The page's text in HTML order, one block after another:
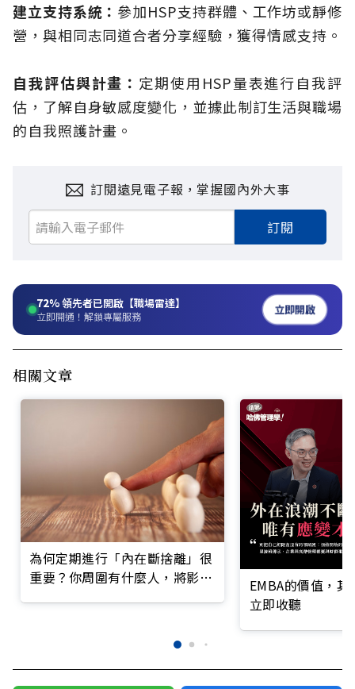
建立支持系統： 參加HSP支持群體、工作坊或靜修
營，與相同志同道合者分享經驗，獲得情感支持。
自我評估與計畫： 定期使用HSP量表進行自我評
估，了解自身敏感度變化，並據此制訂生活與職場
的自我照護計畫。
訂閱遠見電子報，掌握國內外大事
訂閱
72%領先者已開啟【職場雷達】
立即開通！解鎖專屬服務 立即開啟
相關文章
為何定期進行「內在斷捨離」很
重要？你周圍有什麼人，將影響
EMBA的價值，
立即收聽